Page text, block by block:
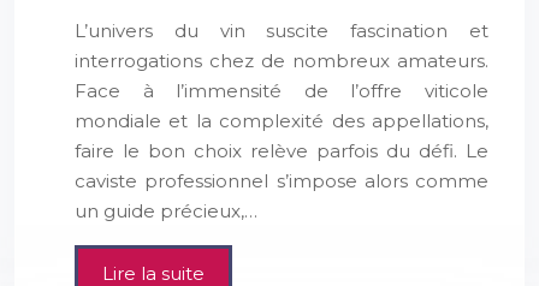
L’univers du vin suscite fascination et
interrogations chez de nombreux amateurs.
Face à l’immensité de l’offre viticole
mondiale et la complexité des appellations,
faire le bon choix relève parfois du défi. Le
caviste professionnel s’impose alors comme
un guide précieux,…
Lire la suite